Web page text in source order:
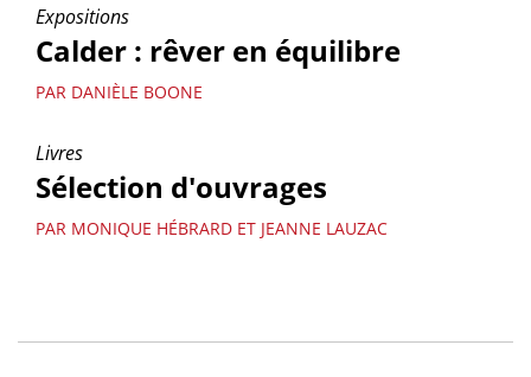
Expositions
Calder : rêver en équilibre
PAR DANIÈLE BOONE
Livres
Sélection d'ouvrages
PAR MONIQUE HÉBRARD ET JEANNE LAUZAC